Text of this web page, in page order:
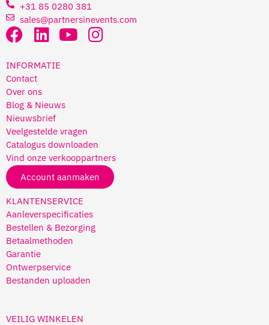
+31 85 0280 381
sales@partnersinevents.com
INFORMATIE
Contact
Over ons
Blog & Nieuws
Nieuwsbrief
Veelgestelde vragen
Catalogus downloaden
Vind onze verkooppartners
Account aanmaken
KLANTENSERVICE
Aanleverspecificaties
Bestellen & Bezorging
Betaalmethoden
Garantie
Ontwerpservice
Bestanden uploaden
VEILIG WINKELEN